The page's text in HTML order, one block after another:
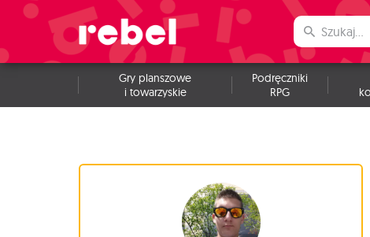
Gry planszowe
i towarzyskie
Podręczniki
RPG